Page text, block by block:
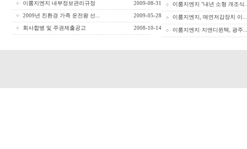
이룸지엔지 내부정보관리규정 2009-08-31
2009년 친환경 가족 운전왕 선... 2009-05-28
회사합병 및 주권제출공고 2008-10-14
이룸지엔지 "내년 소형 개조식...
이룸지엔지, 매연저감장치 이...
이룸지엔지·지앤디윈텍, 광주...